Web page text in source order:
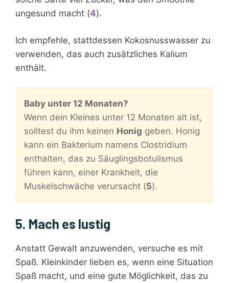
ungesund macht (4).
Ich empfehle, stattdessen Kokosnusswasser zu
verwenden, das auch zusätzliches Kalium
enthält.
Baby unter 12 Monaten?
Wenn dein Kleines unter 12 Monaten alt ist,
solltest du ihm keinen Honig geben. Honig
kann ein Bakterium namens Clostridium
enthalten, das zu Säuglingsbotulismus
führen kann, einer Krankheit, die
Muskelschwäche verursacht (5).
5. Mach es lustig
Anstatt Gewalt anzuwenden, versuche es mit
Spaß. Kleinkinder lieben es, wenn eine Situation
Spaß macht, und eine gute Möglichkeit, das zu